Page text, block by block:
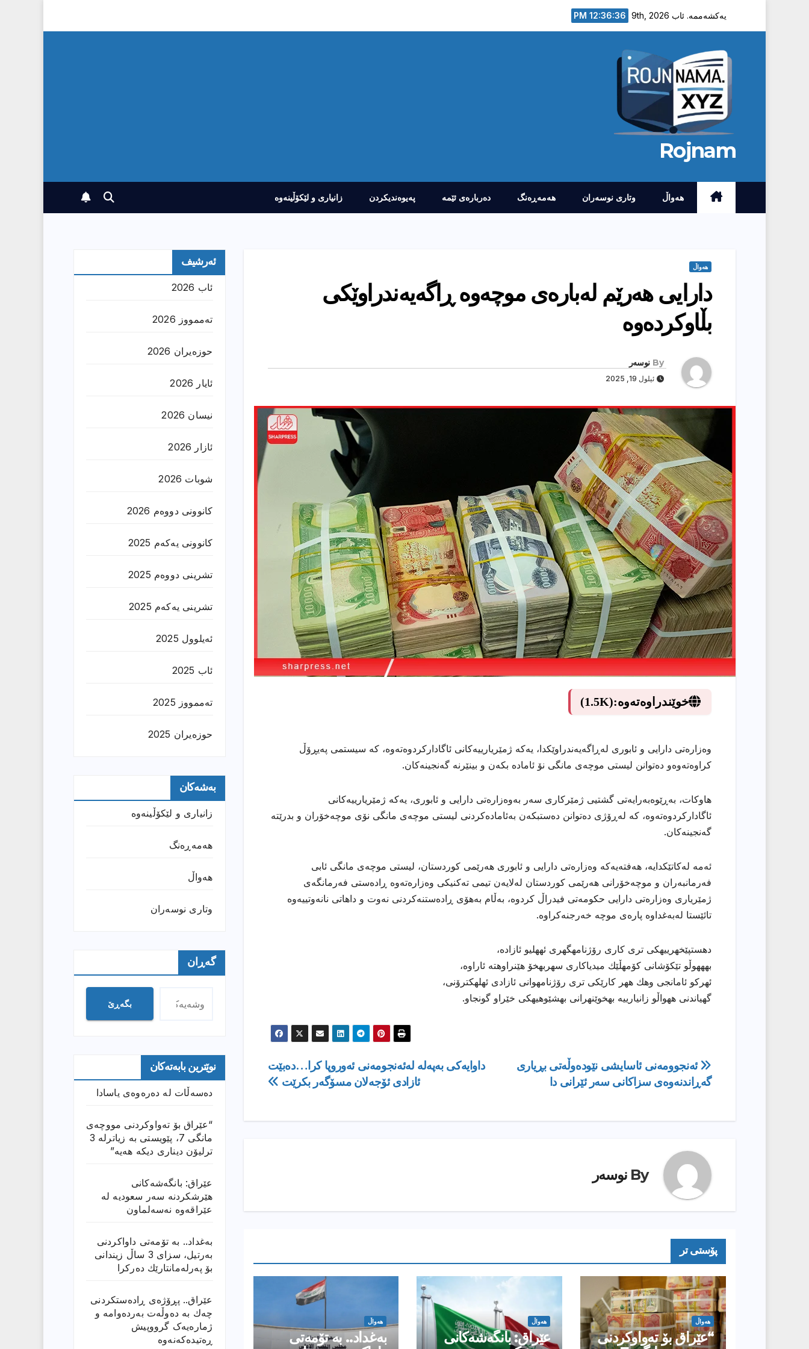
یەکشەممە. ئاب 9th, 2026 12:36:37 PM
Rojnam
هەواڵ وتارى نوسەران هەمەڕەنگ دەربارەى ئێمە پەیوەندیکردن زانیارى و لێکۆڵینەوە
هەواڵ
دارایی هەرێم لەبارەی موچەوە ڕاگەیەندراوێكی
بڵاوكردەوە
By نوسەر
ئیلول 19, 2025
خوێندراوەتەوە:(1.5K)
وەزارەتی دارایی و ئابوری لەڕاگەیەندراوێكدا، یەکە ژمێریارییەکانی ئاگادارکردوەتەوە، کە سیستمی پەیڕۆڵ
کراوەتەوەو دەتوانن لیستی موچەی مانگی نۆ ئامادە بکەن و بینێرنە گەنجینەکان.
هاوكات، بەڕێوەبەرایەتی گشتیی ژمێرکاری سەر بەوەزارەتی دارایی و ئابوری، یەکە ژمێریارییەکانی
ئاگادارکردوەتەوە، کە لەڕۆژی دەتوانن دەستبکەن بەئامادەکردنی لیستی موچەی مانگی نۆی موچەخۆران و بدرێتە
گەنجینەکان.
ئەمە لەکاتێکدایە، هەفتەیەکە وەزارەتی دارایی و ئابوری هەرێمی کوردستان، لیستی موچەی مانگی ئابی
فەرمانبەران و موچەخۆرانی هەرێمی کوردستان لەلایەن تیمی تەکنیکی وەزارەتەوە ڕادەستی فەرمانگەی
ژمێریاری وەزارەتی دارایی حکومەتی فیدراڵ کردوە، بەڵام بەهۆی ڕادەستنەكردنی نەوت و داهاتی نانەوتییەوە
تائێستا لەبەغداوە پارەی موچە خەرجنەكراوە.
دهستپێخهرییهكی تری كاری رۆژنامهگهری ئههلیو ئازاده،
بهههوڵو تێكۆشانی كۆمهڵێك میدیاكاری سهربهخۆ هێنراوهته ئاراوه،
ئهركو ئامانجی وهك ههر كارێكی تری رۆژنامهوانی ئازادی ئهلهكترۆنی،
گهیاندنی ههواڵو زانیارییه بهخوێنهرانی بهشێوهیهكی خێراو گونجاو.
ڕێدۆزیی
بابەت
داوایەكی بەپەلە لەئەنجومەنی ئەوروپا كرا…دەبێت
ئازادی ئۆجەلان مسۆگەر بكرێت
ئەنجوومەنی ئاسایشی نێودەوڵەتی بڕیاری
گەڕاندنەوەی سزاكانی سەر ئێرانی دا
By نوسەر
پۆستى تر
هەواڵ
“عێراق بۆ تەواوکردنی
هەواڵ
عێراق: بانگەشەكانی
هەواڵ
بەغداد.. بە تۆمەتی
ئەرشیف
ئاب 2026
تەممووز 2026
حوزه‌یران 2026
ئایار 2026
نیسان 2026
ئازار 2026
شوبات 2026
کانوونی دووەم 2026
کانوونی یەکەم 2025
تشرینی دووەم 2025
تشرینی یەکەم 2025
ئەیلوول 2025
ئاب 2025
تەممووز 2025
حوزه‌یران 2025
بەشەکان
زانیارى و لێکۆڵینەوە
هەمەڕەنگ
هەواڵ
وتارى نوسەران
گەڕان
بگەڕێ
نوێترین بابەتەکان
دەسەڵات لە دەرەوەی یاسادا
“عێراق بۆ تەواوکردنی مووچەی
مانگى 7، پێویستی بە زیاترلە 3
ترلیۆن دیناری دیکە هەیە”
عێراق: بانگەشەكانی
هێرشكردنە سەر سعودیە لە
عێراقەوە نەسەلماون
بەغداد.. بە تۆمەتی داواكردنی
بەرتیل، سزای 3 ساڵ زیندانی
بۆ پەرلەمانتارێك دەركرا
عێراق.. پڕۆژەی ڕادەستكردنی
چەك بە دەوڵەت بەردەوامە و
ژمارەیەک گرووپیش
ڕەتیدەکەنەوە